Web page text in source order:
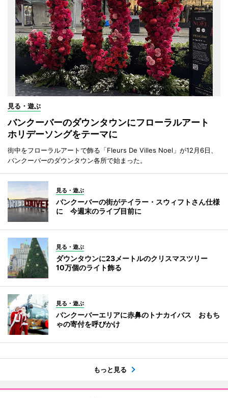
見る・遊ぶ
バンクーバーのダウンタウンにフローラルアート
ホリデーソングをテーマに
街中をフローラルアートで飾る「Fleurs De Villes Noel」が12月6日、
バンクーバーのダウンタウン各所で始まった。
見る・遊ぶ
バンクーバーの街がテイラー・スウィフトさん仕様
に 今週末のライブ目前に
見る・遊ぶ
ダウンタウンに23メートルのクリスマスツリー
10万個のライト飾る
見る・遊ぶ
バンクーバーエリアに赤鼻のトナカイバス おもち
ゃの寄付を呼びかけ
もっと見る